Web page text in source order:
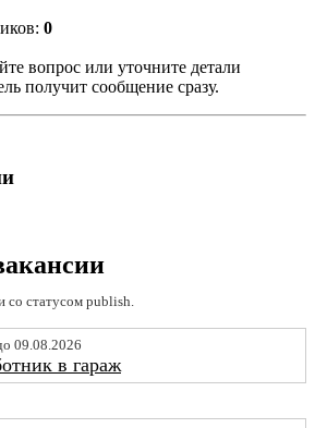
0
вопрос или уточните детали
получит сообщение сразу.
со статусом publish.
09.08.2026
в гараж